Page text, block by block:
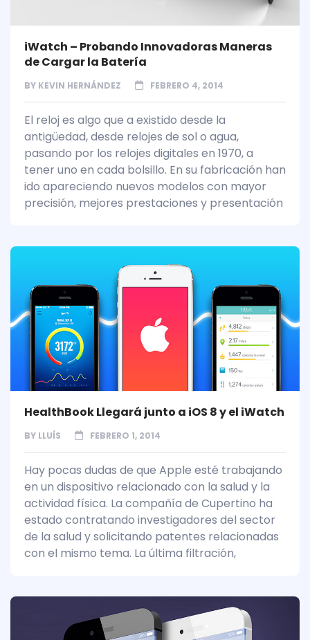
iWatch – Probando Innovadoras Maneras
de Cargar la Batería
BY KEVIN HERNÁNDEZ FEBRERO 4, 2014
El reloj es algo que a existido desde la
antigüedad, desde relojes de sol o agua,
pasando por los relojes digitales en 1970, a
tener uno en cada bolsillo. En su fabricación han
ido apareciendo nuevos modelos con mayor
precisión, mejores prestaciones y presentación
HealthBook Llegará junto a iOS 8 y el iWatch
BY LLUÍS FEBRERO 1, 2014
Hay pocas dudas de que Apple esté trabajando
en un dispositivo relacionado con la salud y la
actividad física. La compañía de Cupertino ha
estado contratando investigadores del sector
de la salud y solicitando patentes relacionadas
con el mismo tema. La última filtración,